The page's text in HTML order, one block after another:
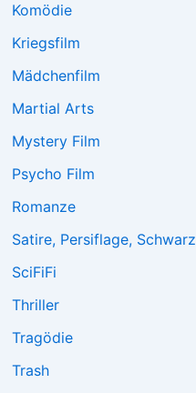
Komödie
Kriegsfilm
Mädchenfilm
Martial Arts
Mystery Film
Psycho Film
Romanze
Satire, Persiflage, Schwarz
SciFiFi
Thriller
Tragödie
Trash